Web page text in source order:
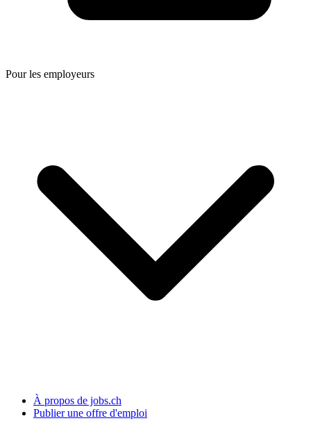
Pour les employeurs
À propos de jobs.ch
Publier une offre d'emploi